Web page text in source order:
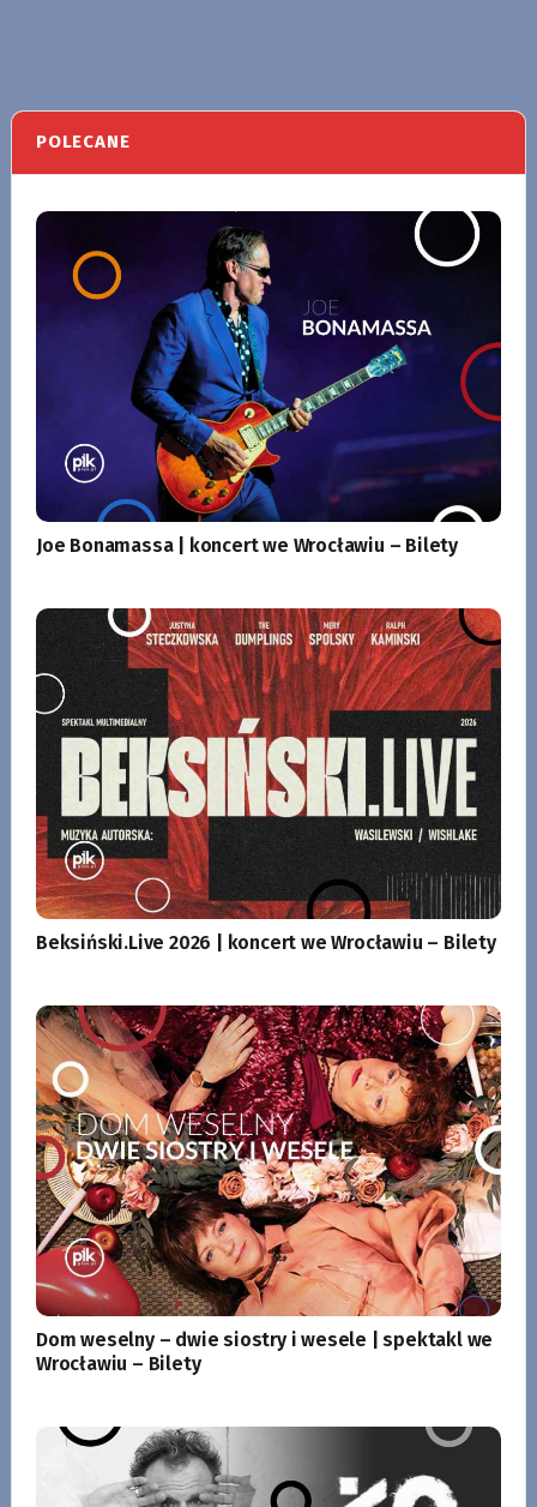
POLECANE
Joe Bonamassa | koncert we Wrocławiu – Bilety
Beksiński.Live 2026 | koncert we Wrocławiu – Bilety
Dom weselny – dwie siostry i wesele | spektakl we
Wrocławiu – Bilety